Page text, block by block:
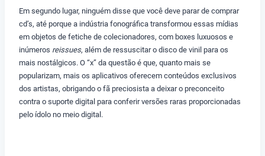
Em segundo lugar, ninguém disse que você deve parar de comprar
cd’s, até porque a indústria fonográfica transformou essas mídias
em objetos de fetiche de colecionadores, com boxes luxuosos e
inúmeros reissues, além de ressuscitar o disco de vinil para os
mais nostálgicos. O “x” da questão é que, quanto mais se
popularizam, mais os aplicativos oferecem conteúdos exclusivos
dos artistas, obrigando o fã preciosista a deixar o preconceito
contra o suporte digital para conferir versões raras proporcionadas
pelo ídolo no meio digital.